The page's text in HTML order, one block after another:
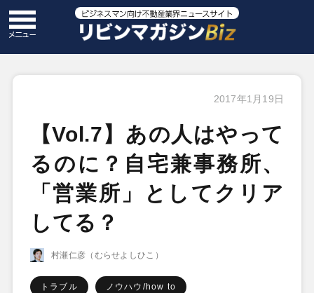
2017年1月19日
【Vol.7】あの人はやって
るのに？自宅兼事務所、
「営業所」としてクリア
してる？
村瀬仁彦（むらせよしひこ）
トラブル ノウハウ/how to